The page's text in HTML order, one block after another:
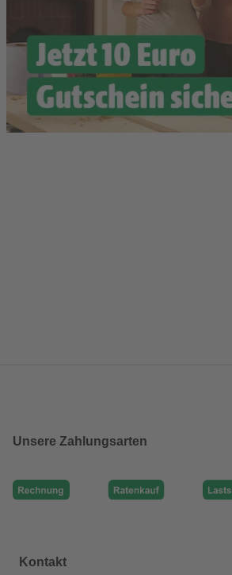
Unsere Zahlungsarten
Kontakt